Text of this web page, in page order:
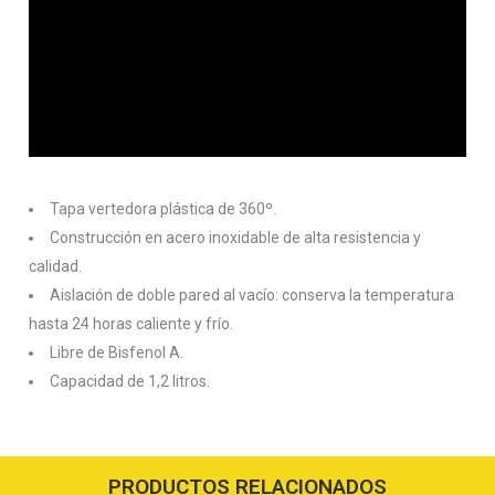
Tapa vertedora plástica de 360º.
Construcción en acero inoxidable de alta resistencia y
calidad.
Aislación de doble pared al vacío: conserva la temperatura
hasta 24 horas caliente y frío.
Libre de Bisfenol A.
Capacidad de 1,2 litros.
PRODUCTOS RELACIONADOS